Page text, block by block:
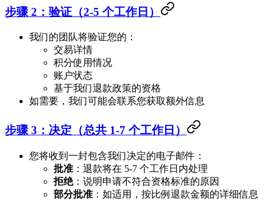
步骤 2：验证（2-5 个工作日）
我们的团队将验证您的：
交易详情
积分使用情况
账户状态
基于我们退款政策的资格
如需要，我们可能会联系您获取额外信息
步骤 3：决定（总共 1-7 个工作日）
您将收到一封包含我们决定的电子邮件：
批准 ：退款将在 5-7 个工作日内处理
拒绝：说明申请不符合资格标准的原因
部分批准 ：如适用，按比例退款金额的详细信息